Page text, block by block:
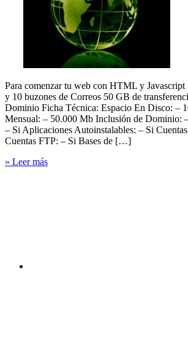
Para comenzar tu web con HTML y
y 10 buzones de Correos 50 GB de
Dominio Ficha Técnica: Espacio En Disco: –
Mensual: – 50.000 Mb Inclusión de Dominio:
– Si Aplicaciones Autoinstalables: – Si
Cuentas FTP: – Si Bases de […]
» Leer más